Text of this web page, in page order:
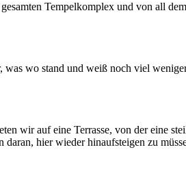
Tempelkomplex und von all
was wo stand und weiß noch viel
wir auf eine Terrasse, von der eine
daran, hier wieder hinaufsteigen zu